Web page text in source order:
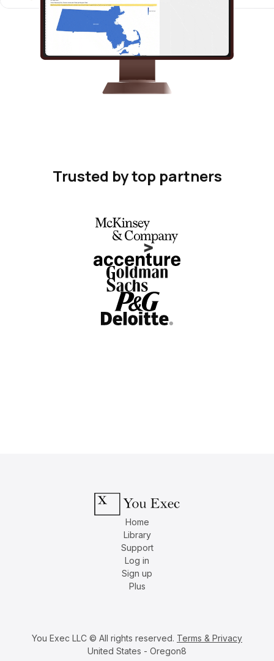
Trusted by top partners
Home
Library
Support
Log in
Sign up
Plus
You Exec LLC © All rights reserved. Terms & Privacy
United States - Oregon8